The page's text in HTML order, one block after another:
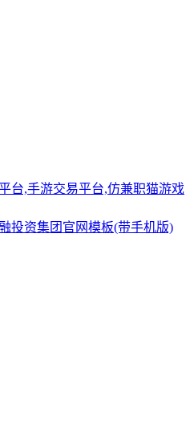
台,手游交易平台,仿兼职猫游戏